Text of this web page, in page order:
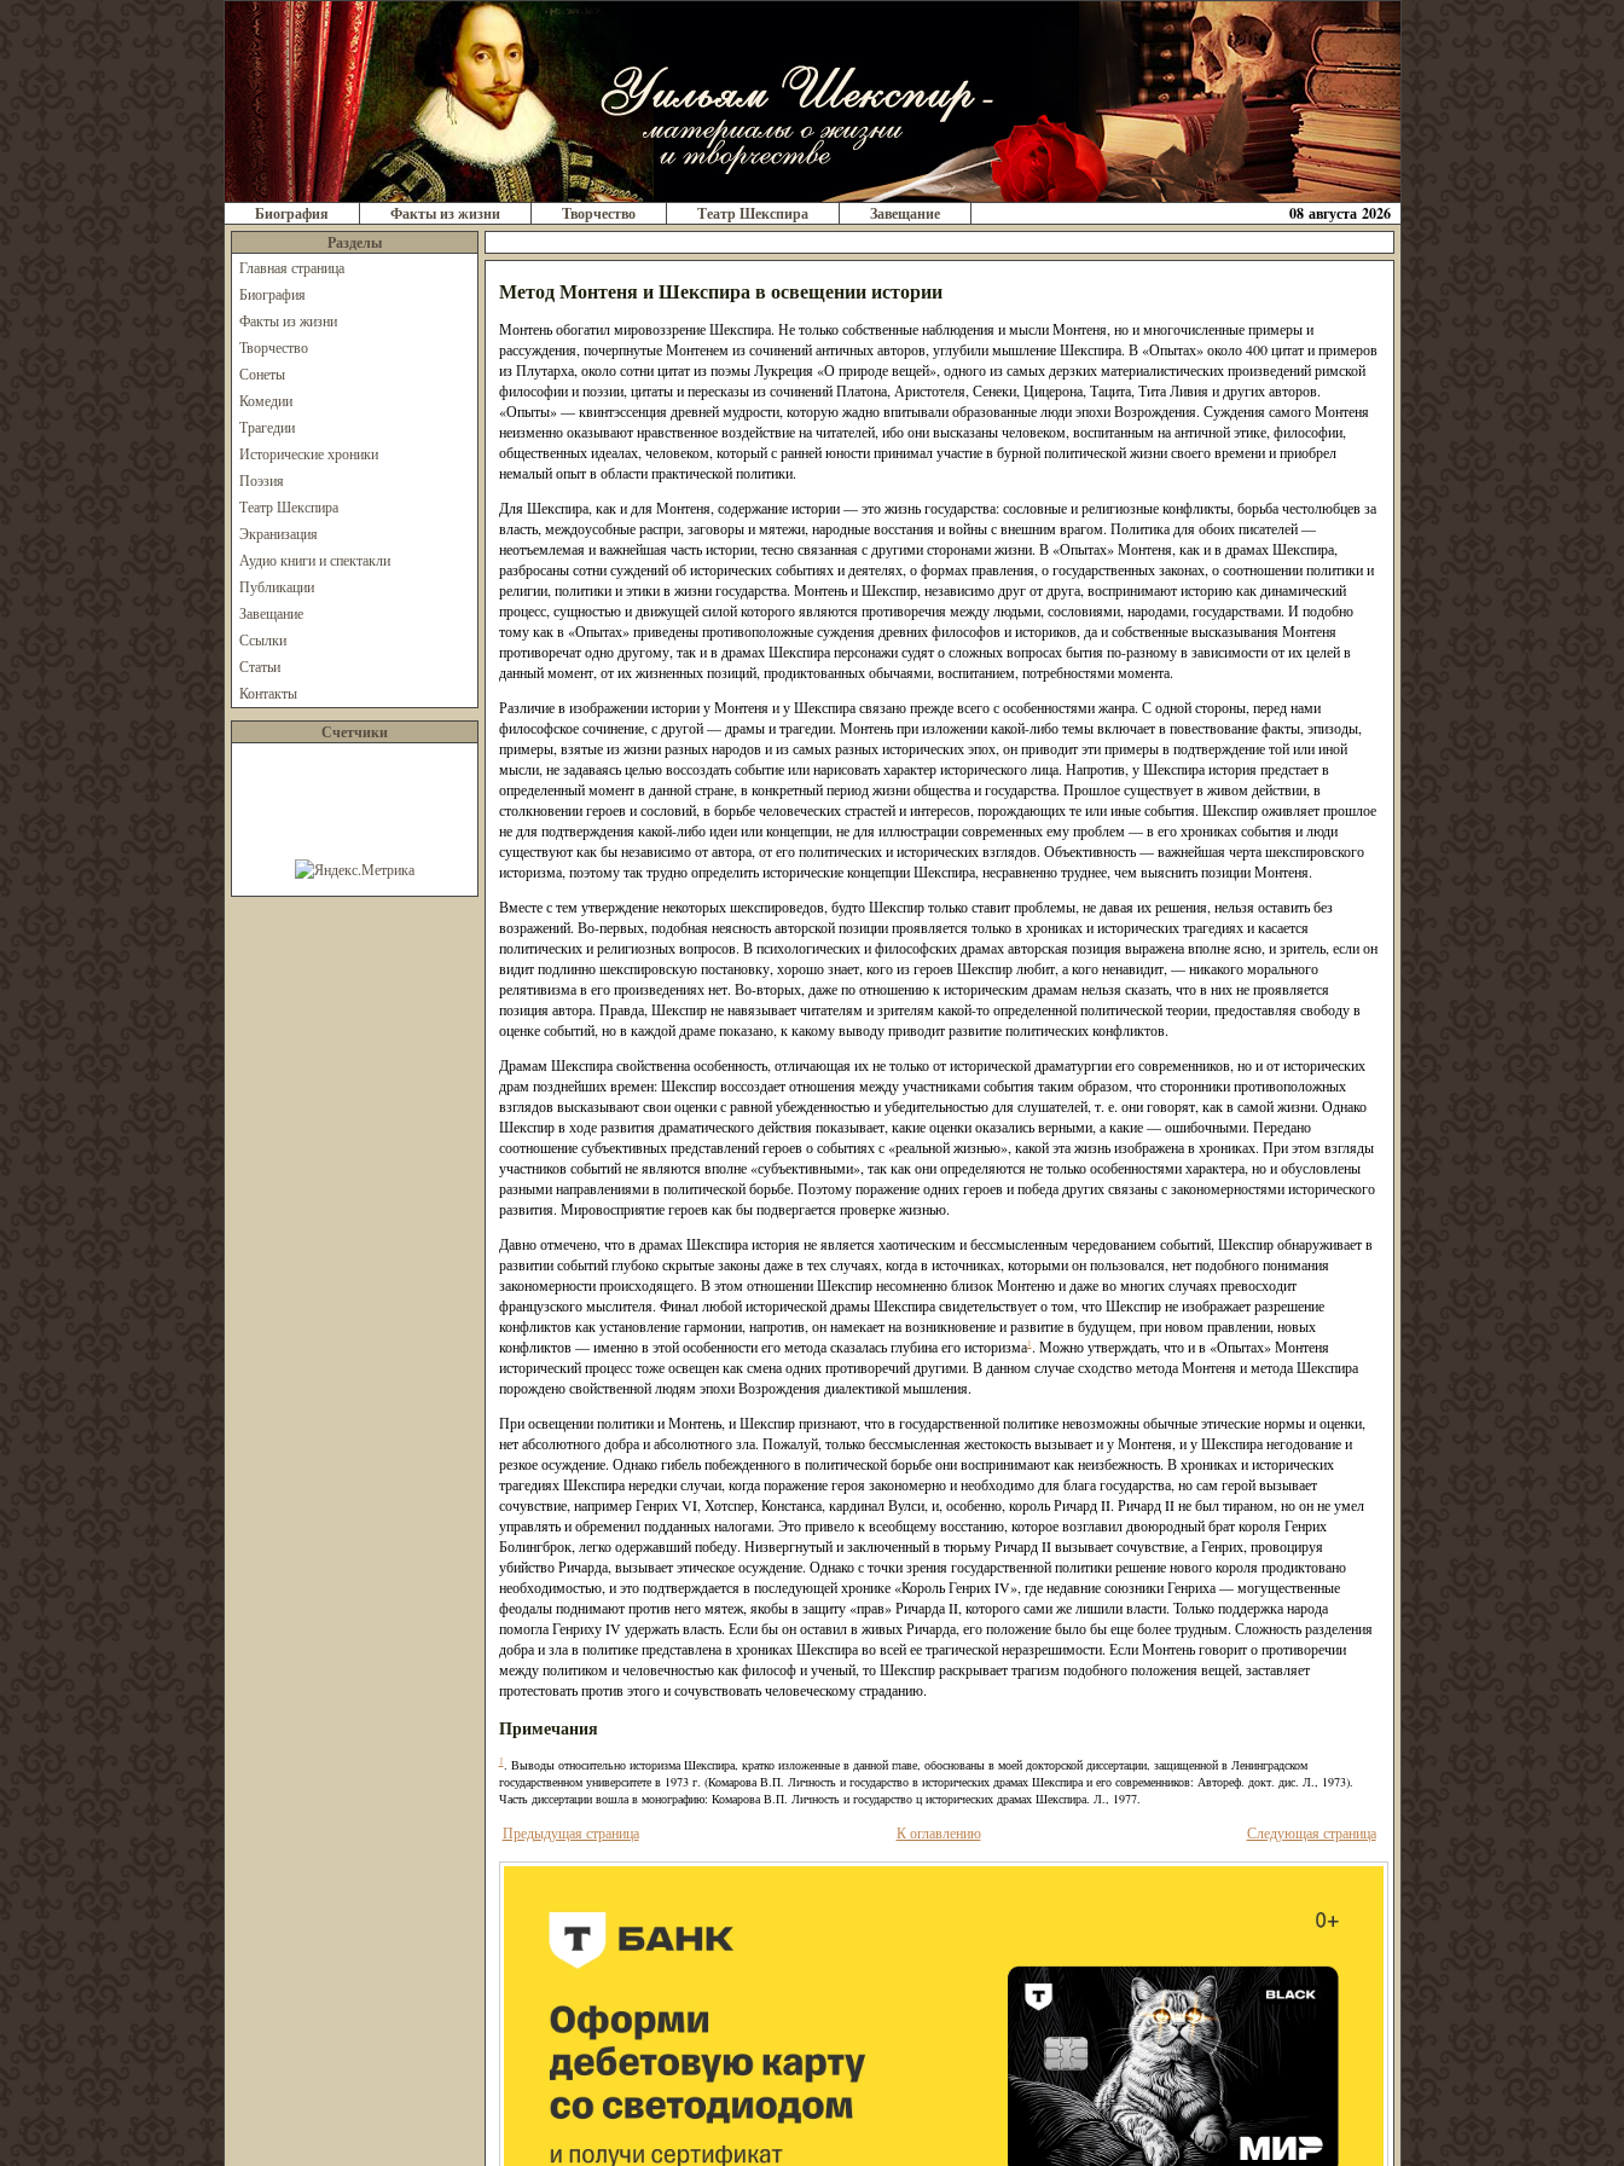
Биография Факты из жизни Творчество Театр Шекспира Завещание
08 августа 2026
Разделы
Главная страница
Биография
Факты из жизни
Творчество
Сонеты
Комедии
Трагедии
Исторические хроники
Поэзия
Театр Шекспира
Экранизация
Аудио книги и спектакли
Публикации
Завещание
Ссылки
Статьи
Контакты
Счетчики
Метод Монтеня и Шекспира в освещении истории
Монтень обогатил мировоззрение Шекспира. Не только собственные наблюдения и мысли Монтеня, но и многочисленные примеры и
рассуждения, почерпнутые Монтенем из сочинений античных авторов, углубили мышление Шекспира. В «Опытах» около 400 цитат и примеров
из Плутарха, около сотни цитат из поэмы Лукреция «О природе вещей», одного из самых дерзких материалистических произведений римской
философии и поэзии, цитаты и пересказы из сочинений Платона, Аристотеля, Сенеки, Цицерона, Тацита, Тита Ливия и других авторов.
«Опыты» — квинтэссенция древней мудрости, которую жадно впитывали образованные люди эпохи Возрождения. Суждения самого Монтеня
неизменно оказывают нравственное воздействие на читателей, ибо они высказаны человеком, воспитанным на античной этике, философии,
общественных идеалах, человеком, который с ранней юности принимал участие в бурной политической жизни своего времени и приобрел
немалый опыт в области практической политики.
Для Шекспира, как и для Монтеня, содержание истории — это жизнь государства: сословные и религиозные конфликты, борьба честолюбцев за
власть, междоусобные распри, заговоры и мятежи, народные восстания и войны с внешним врагом. Политика для обоих писателей —
неотъемлемая и важнейшая часть истории, тесно связанная с другими сторонами жизни. В «Опытах» Монтеня, как и в драмах Шекспира,
разбросаны сотни суждений об исторических событиях и деятелях, о формах правления, о государственных законах, о соотношении политики и
религии, политики и этики в жизни государства. Монтень и Шекспир, независимо друг от друга, воспринимают историю как динамический
процесс, сущностью и движущей силой которого являются противоречия между людьми, сословиями, народами, государствами. И подобно
тому как в «Опытах» приведены противоположные суждения древних философов и историков, да и собственные высказывания Монтеня
противоречат одно другому, так и в драмах Шекспира персонажи судят о сложных вопросах бытия по-разному в зависимости от их целей в
данный момент, от их жизненных позиций, продиктованных обычаями, воспитанием, потребностями момента.
Различие в изображении истории у Монтеня и у Шекспира связано прежде всего с особенностями жанра. С одной стороны, перед нами
философское сочинение, с другой — драмы и трагедии. Монтень при изложении какой-либо темы включает в повествование факты, эпизоды,
примеры, взятые из жизни разных народов и из самых разных исторических эпох, он приводит эти примеры в подтверждение той или иной
мысли, не задаваясь целью воссоздать событие или нарисовать характер исторического лица. Напротив, у Шекспира история предстает в
определенный момент в данной стране, в конкретный период жизни общества и государства. Прошлое существует в живом действии, в
столкновении героев и сословий, в борьбе человеческих страстей и интересов, порождающих те или иные события. Шекспир оживляет прошлое
не для подтверждения какой-либо идеи или концепции, не для иллюстрации современных ему проблем — в его хрониках события и люди
существуют как бы независимо от автора, от его политических и исторических взглядов. Объективность — важнейшая черта шекспировского
историзма, поэтому так трудно определить исторические концепции Шекспира, несравненно труднее, чем выяснить позиции Монтеня.
Вместе с тем утверждение некоторых шекспироведов, будто Шекспир только ставит проблемы, не давая их решения, нельзя оставить без
возражений. Во-первых, подобная неясность авторской позиции проявляется только в хрониках и исторических трагедиях и касается
политических и религиозных вопросов. В психологических и философских драмах авторская позиция выражена вполне ясно, и зритель, если он
видит подлинно шекспировскую постановку, хорошо знает, кого из героев Шекспир любит, а кого ненавидит, — никакого морального
релятивизма в его произведениях нет. Во-вторых, даже по отношению к историческим драмам нельзя сказать, что в них не проявляется
позиция автора. Правда, Шекспир не навязывает читателям и зрителям какой-то определенной политической теории, предоставляя свободу в
оценке событий, но в каждой драме показано, к какому выводу приводит развитие политических конфликтов.
Драмам Шекспира свойственна особенность, отличающая их не только от исторической драматургии его современников, но и от исторических
драм позднейших времен: Шекспир воссоздает отношения между участниками события таким образом, что сторонники противоположных
взглядов высказывают свои оценки с равной убежденностью и убедительностью для слушателей, т. е. они говорят, как в самой жизни. Однако
Шекспир в ходе развития драматического действия показывает, какие оценки оказались верными, а какие — ошибочными. Передано
соотношение субъективных представлений героев о событиях с «реальной жизнью», какой эта жизнь изображена в хрониках. При этом взгляды
участников событий не являются вполне «субъективными», так как они определяются не только особенностями характера, но и обусловлены
разными направлениями в политической борьбе. Поэтому поражение одних героев и победа других связаны с закономерностями исторического
развития. Мировосприятие героев как бы подвергается проверке жизнью.
Давно отмечено, что в драмах Шекспира история не является хаотическим и бессмысленным чередованием событий, Шекспир обнаруживает в
развитии событий глубоко скрытые законы даже в тех случаях, когда в источниках, которыми он пользовался, нет подобного понимания
закономерности происходящего. В этом отношении Шекспир несомненно близок Монтеню и даже во многих случаях превосходит
французского мыслителя. Финал любой исторической драмы Шекспира свидетельствует о том, что Шекспир не изображает разрешение
конфликтов как установление гармонии, напротив, он намекает на возникновение и развитие в будущем, при новом правлении, новых
конфликтов — именно в этой особенности его метода сказалась глубина его историзма1. Можно утверждать, что и в «Опытах» Монтеня
исторический процесс тоже освещен как смена одних противоречий другими. В данном случае сходство метода Монтеня и метода Шекспира
порождено свойственной людям эпохи Возрождения диалектикой мышления.
При освещении политики и Монтень, и Шекспир признают, что в государственной политике невозможны обычные этические нормы и оценки,
нет абсолютного добра и абсолютного зла. Пожалуй, только бессмысленная жестокость вызывает и у Монтеня, и у Шекспира негодование и
резкое осуждение. Однако гибель побежденного в политической борьбе они воспринимают как неизбежность. В хрониках и исторических
трагедиях Шекспира нередки случаи, когда поражение героя закономерно и необходимо для блага государства, но сам герой вызывает
сочувствие, например Генрих VI, Хотспер, Констанса, кардинал Вулси, и, особенно, король Ричард II. Ричард II не был тираном, но он не умел
управлять и обременил подданных налогами. Это привело к всеобщему восстанию, которое возглавил двоюродный брат короля Генрих
Болингброк, легко одержавший победу. Низвергнутый и заключенный в тюрьму Ричард II вызывает сочувствие, а Генрих, провоцируя
убийство Ричарда, вызывает этическое осуждение. Однако с точки зрения государственной политики решение нового короля продиктовано
необходимостью, и это подтверждается в последующей хронике «Король Генрих IV», где недавние союзники Генриха — могущественные
феодалы поднимают против него мятеж, якобы в защиту «прав» Ричарда II, которого сами же лишили власти. Только поддержка народа
помогла Генриху IV удержать власть. Если бы он оставил в живых Ричарда, его положение было бы еще более трудным. Сложность разделения
добра и зла в политике представлена в хрониках Шекспира во всей ее трагической неразрешимости. Если Монтень говорит о противоречии
между политиком и человечностью как философ и ученый, то Шекспир раскрывает трагизм подобного положения вещей, заставляет
протестовать против этого и сочувствовать человеческому страданию.
Примечания
1. Выводы относительно историзма Шекспира, кратко изложенные в данной главе, обоснованы в моей докторской диссертации, защищенной в Ленинградском
государственном университете в 1973 г. (Комарова В.П. Личность и государство в исторических драмах Шекспира и его современников: Автореф. докт. дис. Л., 1973).
Часть диссертации вошла в монографию: Комарова В.П. Личность и государство ц исторических драмах Шекспира. Л., 1977.
Предыдущая страница К оглавлению Следующая страница